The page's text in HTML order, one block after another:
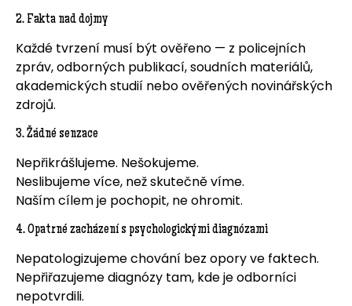
2. Fakta nad dojmy
Každé tvrzení musí být ověřeno — z policejních
zpráv, odborných publikací, soudních materiálů,
akademických studií nebo ověřených novinářských
zdrojů.
3. Žádné senzace
Nepřikrášlujeme. Nešokujeme.
Neslibujeme více, než skutečně víme.
Naším cílem je pochopit, ne ohromit.
4. Opatrné zacházení s psychologickými diagnózami
Nepatologizujeme chování bez opory ve faktech.
Nepřiřazujeme diagnózy tam, kde je odborníci
nepotvrdili.